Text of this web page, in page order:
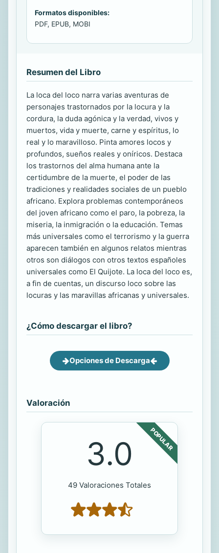
Formatos disponibles:
PDF, EPUB, MOBI
Resumen del Libro
La loca del loco narra varias aventuras de
personajes trastornados por la locura y la
cordura, la duda agónica y la verdad, vivos y
muertos, vida y muerte, carne y espíritus, lo
real y lo maravilloso. Pinta amores locos y
profundos, sueños reales y oníricos. Destaca
los trastornos del alma humana ante la
certidumbre de la muerte, el poder de las
tradiciones y realidades sociales de un pueblo
africano. Explora problemas contemporáneos
del joven africano como el paro, la pobreza, la
miseria, la inmigración o la educación. Temas
más universales como el terrorismo y la guerra
aparecen también en algunos relatos mientras
otros son diálogos con otros textos españoles
universales como El Quijote. La loca del loco es,
a fin de cuentas, un discurso loco sobre las
locuras y las maravillas africanas y universales.
¿Cómo descargar el libro?
Opciones de Descarga
Valoración
POPULAR
3.0
49 Valoraciones Totales